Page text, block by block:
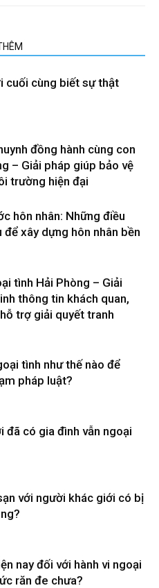
cuối cùng biết sự thật
đồng hành cùng con
– Giải pháp giúp bảo vệ
trường hiện đại
hôn nhân: Những điều
để xây dựng hôn nhân bền
tình Hải Phòng – Giải
thông tin khách quan,
trợ giải quyết tranh
tình như thế nào để
pháp luật?
đã có gia đình vẫn ngoại
với người khác giới có bị
nay đối với hành vi ngoại
răn đe chưa?